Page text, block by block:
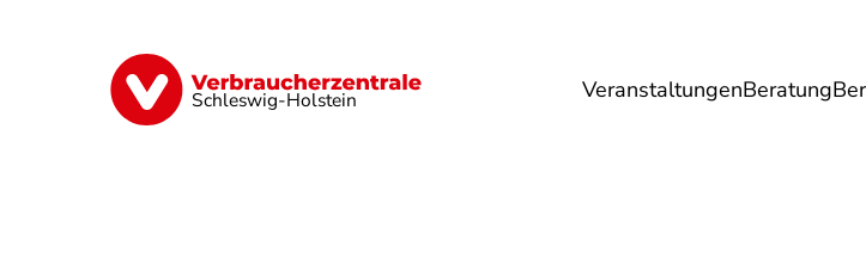
Schleswig-Holstein VeranstaltungenBeratung
Finanzen Digitales Lebensmittel Umwelt Gesundheit